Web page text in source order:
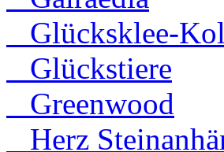
Glücksklee-
Glückstiere
Greenwood
Herz